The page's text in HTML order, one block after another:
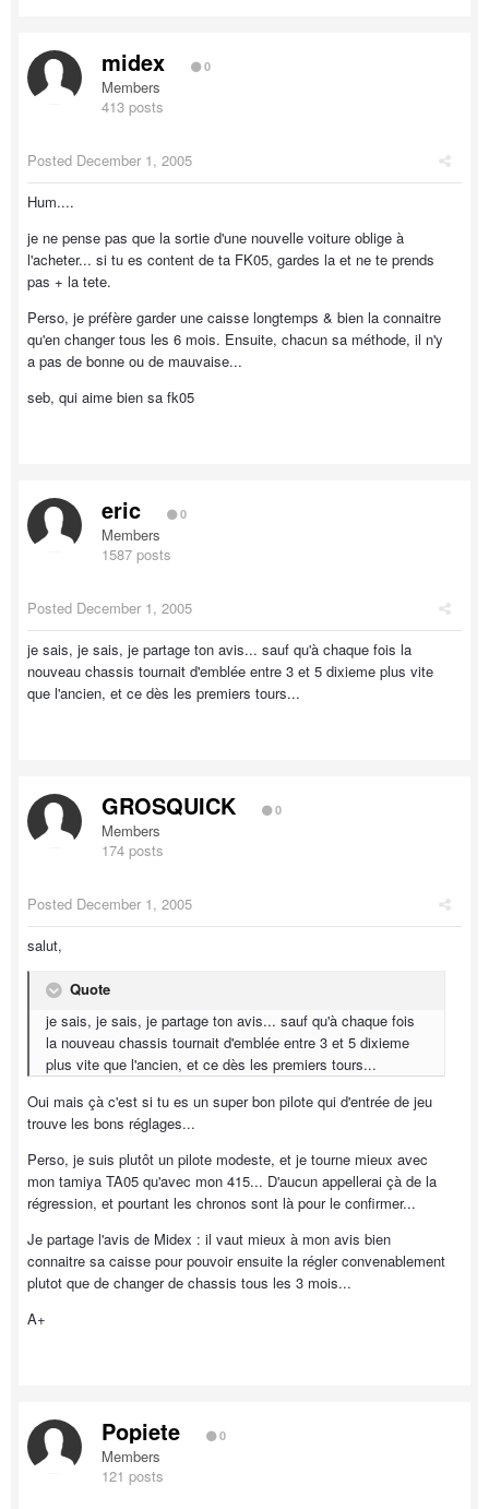
midex 0
Members
413 posts
Posted December 1, 2005
Hum....
je ne pense pas que la sortie d'une nouvelle voiture oblige à
l'acheter... si tu es content de ta FK05, gardes la et ne te prends
pas + la tete.
Perso, je préfère garder une caisse longtemps & bien la connaitre
qu'en changer tous les 6 mois. Ensuite, chacun sa méthode, il n'y
a pas de bonne ou de mauvaise...
seb, qui aime bien sa fk05
eric 0
Members
1587 posts
Posted December 1, 2005
je sais, je sais, je partage ton avis... sauf qu'à chaque fois la
nouveau chassis tournait d'emblée entre 3 et 5 dixieme plus vite
que l'ancien, et ce dès les premiers tours...
GROSQUICK 0
Members
174 posts
Posted December 1, 2005
salut,
Quote
je sais, je sais, je partage ton avis... sauf qu'à chaque fois
la nouveau chassis tournait d'emblée entre 3 et 5 dixieme
plus vite que l'ancien, et ce dès les premiers tours...
Oui mais çà c'est si tu es un super bon pilote qui d'entrée de jeu
trouve les bons réglages...
Perso, je suis plutôt un pilote modeste, et je tourne mieux avec
mon tamiya TA05 qu'avec mon 415... D'aucun appellerai çà de la
régression, et pourtant les chronos sont là pour le confirmer...
Je partage l'avis de Midex : il vaut mieux à mon avis bien
connaitre sa caisse pour pouvoir ensuite la régler convenablement
plutot que de changer de chassis tous les 3 mois...
A+
Popiete 0
Members
121 posts